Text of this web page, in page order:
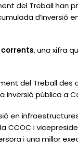
del Treball han
d’inversió
corrents, una xifra
del Treball des
inversió pública a
en
CCOC i
i una millor